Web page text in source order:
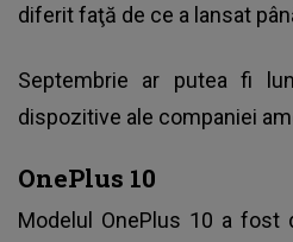
diferit faţă de ce a lansat
Septembrie ar putea fi
dispozitive ale companiei
OnePlus 10
Modelul OnePlus 10 a fost